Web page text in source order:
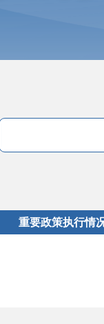
重要政策执行情